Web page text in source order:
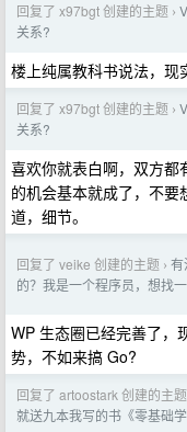
回复了 x97bgt 创建的主题 ›
关系?
楼上纯属教科书说法，现
回复了 x97bgt 创建的主题 ›
关系?
喜欢你就表白啊，双方都
的机会基本就成了，不
道，细节。
回复了 veike 创建的主题 › 有
的？我是一个程序员，想找
WP 生态圈已经完善了，
势，不如来搞 Go?
回复了 artoostark 创建的主题
就送九本我写的书《零基础